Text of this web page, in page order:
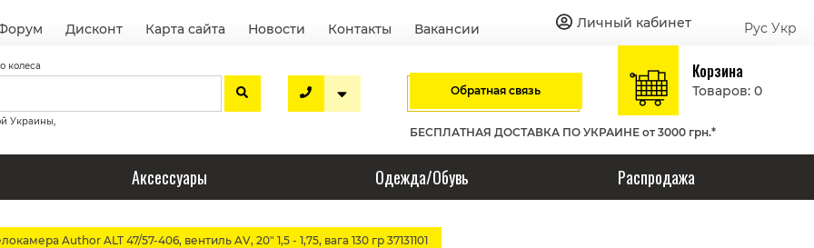
Дисконт Карта сайта Новости Контакты Вакансии Личный кабинет Рус Укр
колеса
Украины,
Обратная связь
Корзина
Товаров: 0
БЕСПЛАТНАЯ ДОСТАВКА ПО УКРАИНЕ от 3000 грн.*
Аксессуары Одежда/Обувь Распродажа
Author ALT 47/57-406, вентиль AV, 20" 1,5 - 1,75, вага 130 гр 37131101